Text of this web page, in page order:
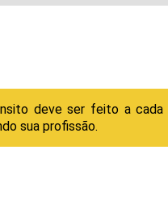
deve ser feito a
sua profissão.